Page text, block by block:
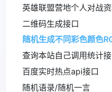
英雄联盟营地个人对战
二维码生成接口
随机生成不同彩色颜色
查询本站自己调用统计
百度实时热点api接口
随机语录/随机一言